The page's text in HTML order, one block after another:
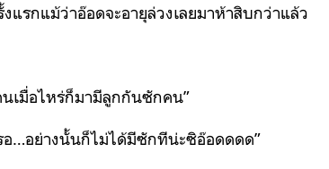
แรกแม้ว่าอ๊อดจะอายุล่วงเลยมาห้าสิบกว่าแล้ว
เมื่อไหร่ก็มามีลูกกันซักคน”
อ…อย่างนั้นก็ไม่ได้มีซักทีน่ะซิอ๊อดดดด”